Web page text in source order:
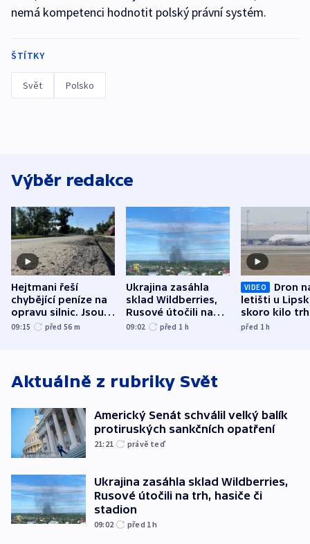
nemá kompetenci hodnotit polský právní systém.
ŠTÍTKY
Svět Polsko
Výběr redakce
Hejtmani řeší
chybějící peníze na
opravu silnic. Jsou
nenárokové, namítá
09:15 před 56 m
Ukrajina zasáhla
sklad Wildberries,
Rusové útočili na
trh, hasiče či
09:02 před 1 h
VIDEO
Dron
letišti u
skoro kilo
indicie
před 1h
Aktuálně z rubriky Svět
Americký Senát schválil velký balík
protiruských sankčních opatření
21:21 právě teď
Ukrajina zasáhla sklad Wildberries,
Rusové útočili na trh, hasiče či
stadion
09:02 před 1h